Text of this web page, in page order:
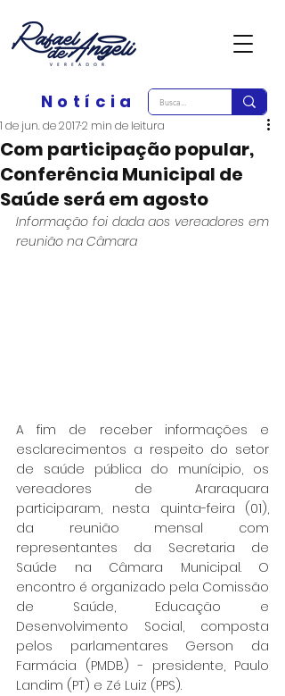
Notícia
Com participação popular,
Conferência Municipal de
Saúde será em agosto
1 de jun. de 20172 min de leitura
Informação foi dada aos vereadores em
reunião na Câmara
A fim de receber informações e
esclarecimentos a respeito do setor
de saúde pública do munícipio, os
vereadores de Araraquara
participaram, nesta quinta-feira (01),
da reunião mensal com
representantes da Secretaria de
Saúde na Câmara Municipal. O
encontro é organizado pela Comissão
de Saúde, Educação e
Desenvolvimento Social, composta
pelos parlamentares Gerson da
Farmácia (PMDB) - presidente, Paulo
Landim (PT) e Zé Luiz (PPS).